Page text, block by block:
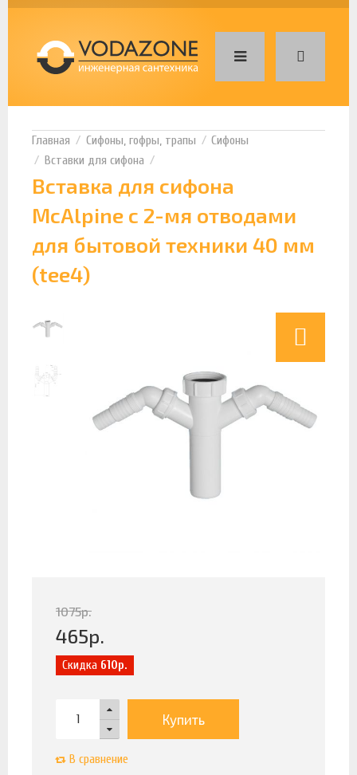
Сифоны, гофры, трапы
Сифоны
Вставки для сифона
Вставка для сифона
McAlpine с 2-мя отводами
для бытовой техники 40 мм
(tee4)
1075р.
465р.
Скидка 610р.
Купить
В сравнение